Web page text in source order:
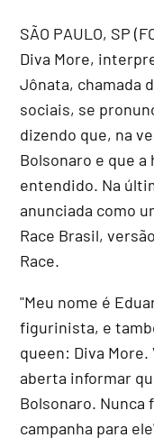
SÃO PAULO, SP
Diva More,
Jônata, chamada
sociais, se
dizendo que, na
Bolsonaro e que
entendido. Na
anunciada como
Race Brasil,
Race.
"Meu nome é
figurinista, e
queen: Diva
aberta informar
Bolsonaro.
campanha para